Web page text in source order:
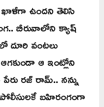
ఖాళీగా ఉందని తెలిసి
బీరువాలోని క్యాష్
వంటలు
ఆ ఇంట్లోని
రజ్ రామ్.. నన్ను
బహిరంగంగా